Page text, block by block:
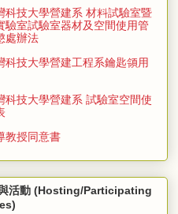
科技大學營建系 材料試驗室暨
驗室試驗室器材及空間使用管
處辦法
科技大學營建工程系鑰匙領用
科技大學營建系 試驗室空間使
教授同意書
活動 (Hosting/Participating